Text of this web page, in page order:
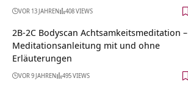
VOR 13 JAHREN 408 VIEWS
2B-2C Bodyscan Achtsamkeitsmeditation –
Meditationsanleitung mit und ohne
Erläuterungen
VOR 9 JAHREN 495 VIEWS